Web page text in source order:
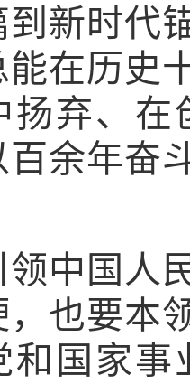
到新时代
能在历史
扬弃、在
百余年奋
国人民
，也要本
和国家事